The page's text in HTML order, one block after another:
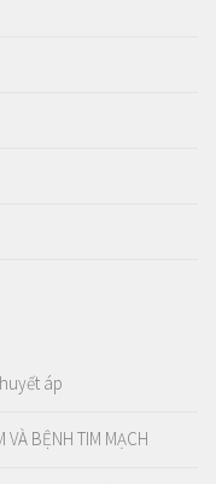
áp
VÀ BỆNH TIM MẠCH